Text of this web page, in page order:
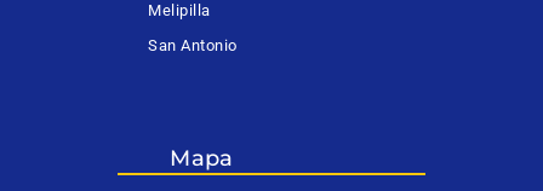
Melipilla
San Antonio
Mapa